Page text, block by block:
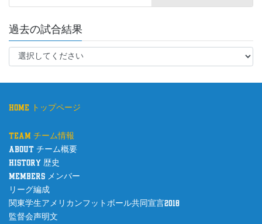
過去の試合結果
home トップページ
team チーム情報
about チーム概要
history 歴史
members メンバー
リーグ編成
関東学生アメリカンフットボール共同宣言2018
監督会声明文